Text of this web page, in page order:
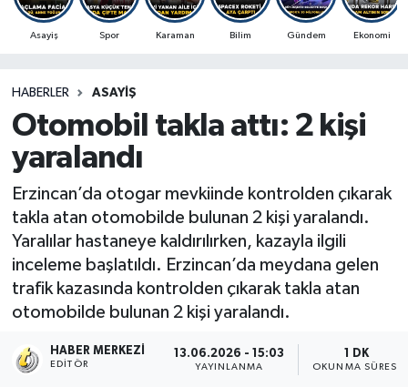
Asayiş Spor Karaman Bilim Gündem Ekonomi
HABERLER ASAYIŞ
Otomobil takla attı: 2 kişi
yaralandı
Erzincan’da otogar mevkiinde kontrolden çıkarak
takla atan otomobilde bulunan 2 kişi yaralandı.
Yaralılar hastaneye kaldırılırken, kazayla ilgili
inceleme başlatıldı. Erzincan’da meydana gelen
trafik kazasında kontrolden çıkarak takla atan
otomobilde bulunan 2 kişi yaralandı.
HABER MERKEZI
EDITÖR
13.06.2026 - 15:03
YAYINLANMA
1 DK
OKUNMA SÜRESI
Spor Haberleri
Ulusal Haberler
Vefat Edenler